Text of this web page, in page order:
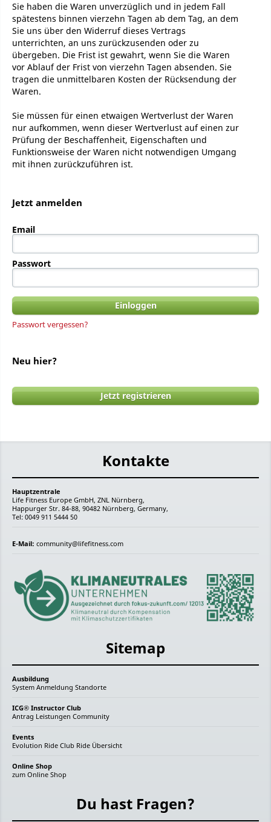
Sie haben die Waren unverzüglich und in jedem Fall
spätestens binnen vierzehn Tagen ab dem Tag, an dem
Sie uns über den Widerruf dieses Vertrags
unterrichten, an uns zurückzusenden oder zu
übergeben. Die Frist ist gewahrt, wenn Sie die Waren
vor Ablauf der Frist von vierzehn Tagen absenden. Sie
tragen die unmittelbaren Kosten der Rücksendung der
Waren.
Sie müssen für einen etwaigen Wertverlust der Waren
nur aufkommen, wenn dieser Wertverlust auf einen zur
Prüfung der Beschaffenheit, Eigenschaften und
Funktionsweise der Waren nicht notwendigen Umgang
mit ihnen zurückzuführen ist.
Jetzt anmelden
Email
Passwort
Passwort vergessen?
Neu hier?
Jetzt registrieren
Kontakte
Hauptzentrale
Life Fitness Europe GmbH, ZNL Nürnberg,
Happurger Str. 84-88, 90482 Nürnberg, Germany,
Tel: 0049 911 5444 50
E-Mail: community@lifefitness.com
Sitemap
Ausbildung
System Anmeldung Standorte
ICG® Instructor Club
Antrag Leistungen Community
Events
Evolution Ride Club Ride Übersicht
Online Shop
zum Online Shop
Du hast Fragen?